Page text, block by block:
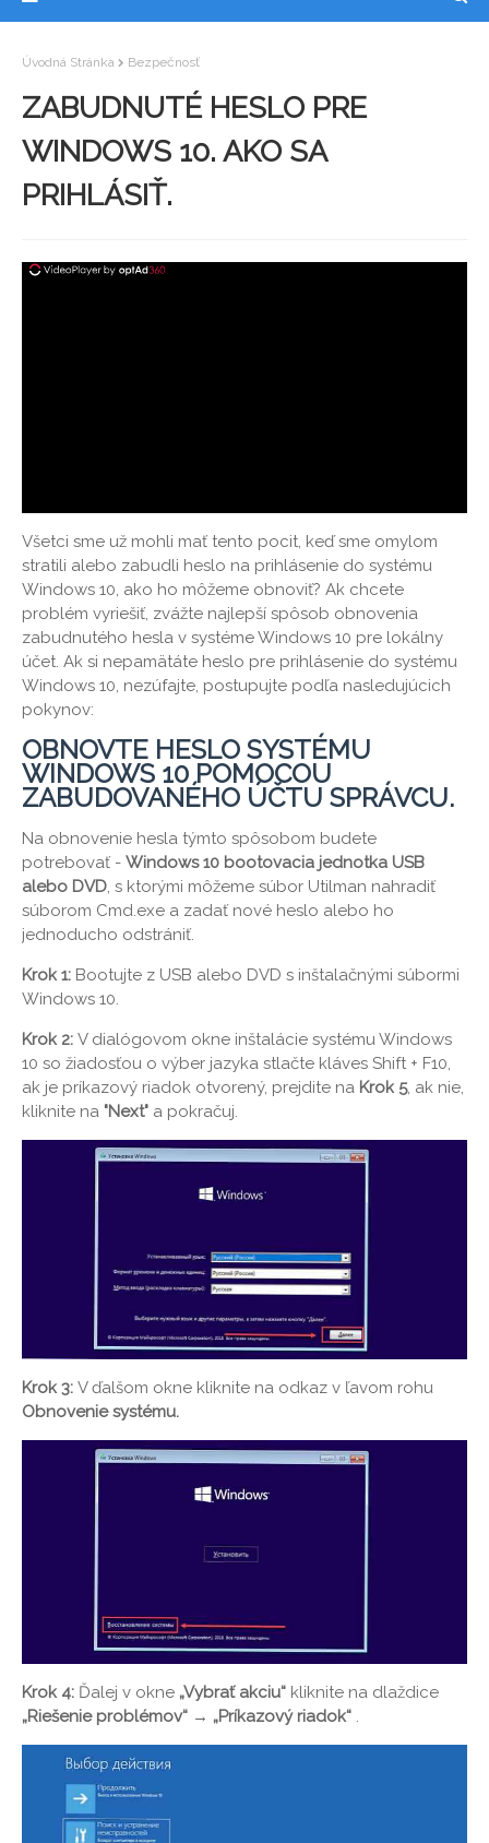
Úvodná Stránka Bezpečnosť
ZABUDNUTÉ HESLO PRE
WINDOWS 10. AKO SA
PRIHLÁSIŤ.
Všetci sme už mohli mať tento pocit, keď sme omylom
stratili alebo zabudli heslo na prihlásenie do systému
Windows 10, ako ho môžeme obnoviť? Ak chcete
problém vyriešiť, zvážte najlepší spôsob obnovenia
zabudnutého hesla v systéme Windows 10 pre lokálny
účet. Ak si nepamätáte heslo pre prihlásenie do systému
Windows 10, nezúfajte, postupujte podľa nasledujúcich
pokynov:
OBNOVTE HESLO SYSTÉMU
WINDOWS 10 POMOCOU
ZABUDOVANÉHO ÚČTU SPRÁVCU.
Na obnovenie hesla týmto spôsobom budete
potrebovať - Windows 10 bootovacia jednotka USB
alebo DVD , s ktorými môžeme súbor Utilman nahradiť
súborom Cmd.exe a zadať nové heslo alebo ho
jednoducho odstrániť.
Krok 1: Bootujte z USB alebo DVD s inštalačnými súbormi
Windows 10.
Krok 2: V dialógovom okne inštalácie systému Windows
10 so žiadosťou o výber jazyka stlačte kláves Shift + F10,
ak je príkazový riadok otvorený, prejdite na Krok 5, ak nie,
kliknite na "Next" a pokračuj.
Krok 3: V ďalšom okne kliknite na odkaz v ľavom rohu
Obnovenie systému.
Krok 4: Ďalej v okne „Vybrať akciu“ kliknite na dlaždice
„Riešenie problémov“ → „Príkazový riadok“ .